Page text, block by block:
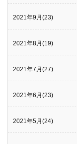
2021年9月(23)
2021年8月(19)
2021年7月(27)
2021年6月(23)
2021年5月(24)